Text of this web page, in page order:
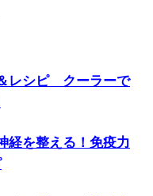
レシピ クーラーで
経を整える！免疫力